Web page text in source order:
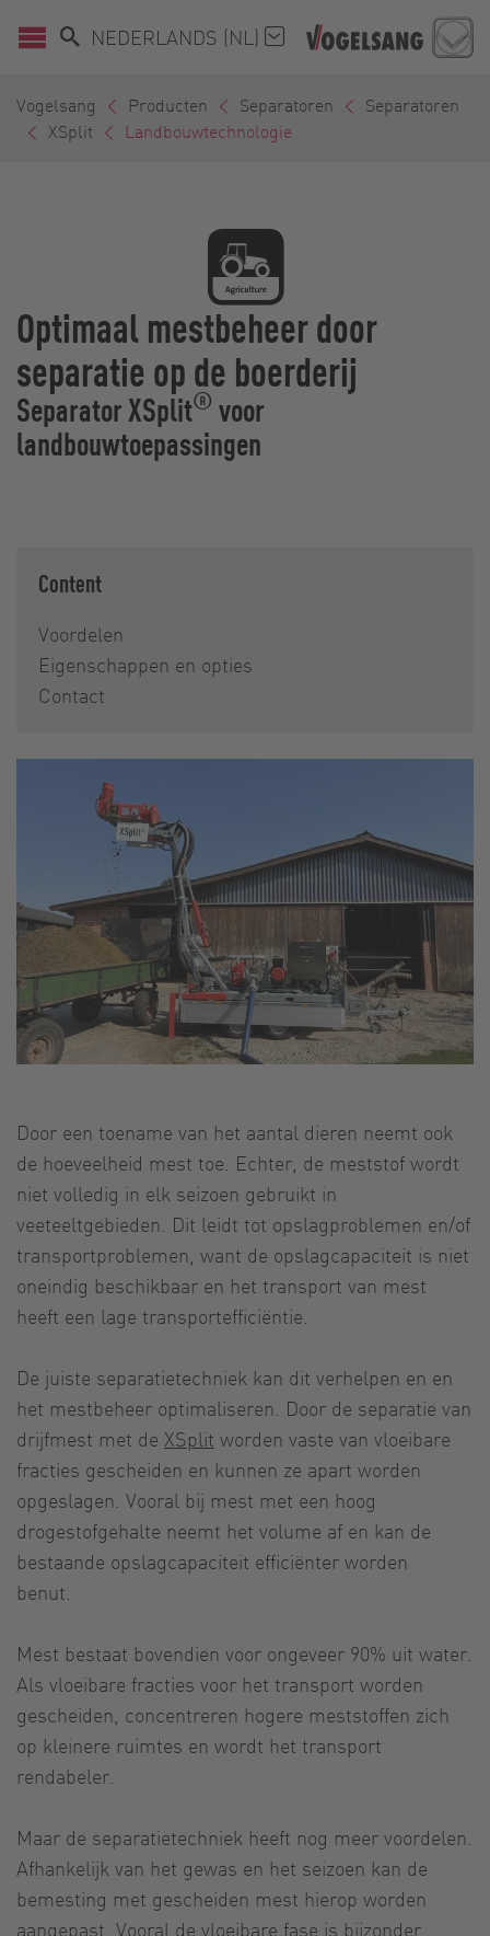
NEDERLANDS (NL)
Vogelsang Producten Separatoren
Separatoren
XSplit
Landbouwtechnologie
Optimaal mestbeheer door
separatie op de boerderij
Separator XSplit® voor
landbouwtoepassingen
Content
Voordelen
Eigenschappen en opties
Contact
Door een toename van het aantal dieren neemt ook
de hoeveelheid mest toe. Echter, de meststof wordt
niet volledig in elk seizoen gebruikt in
veeteeltgebieden. Dit leidt tot opslagproblemen en/of
transportproblemen, want de opslagcapaciteit is niet
oneindig beschikbaar en het transport van mest
heeft een lage transportefficiëntie.
De juiste separatietechniek kan dit verhelpen en en
het mestbeheer optimaliseren. Door de separatie van
drijfmest met de XSplit worden vaste van vloeibare
fracties gescheiden en kunnen ze apart worden
opgeslagen. Vooral bij mest met een hoog
drogestofgehalte neemt het volume af en kan de
bestaande opslagcapaciteit efficiënter worden
benut.
Mest bestaat bovendien voor ongeveer 90% uit water.
Als vloeibare fracties voor het transport worden
gescheiden, concentreren hogere meststoffen zich
op kleinere ruimtes en wordt het transport
rendabeler.
Maar de separatietechniek heeft nog meer voordelen.
Afhankelijk van het gewas en het seizoen kan de
bemesting met gescheiden mest hierop worden
aangepast. Vooral de vloeibare fase is bijzonder